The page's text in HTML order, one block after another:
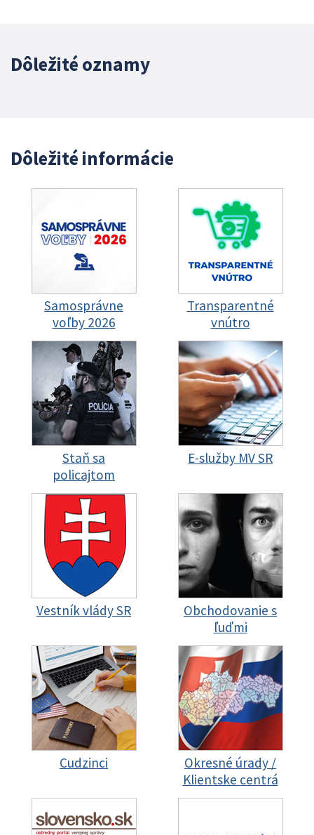
Dôležité oznamy
Dôležité informácie
Samosprávne
voľby 2026
Transparentné
vnútro
Staň sa
policajtom
E-služby MV SR
Vestník vlády SR
Obchodovanie s
ľuďmi
Cudzinci
Okresné úrady /
Klientske centrá